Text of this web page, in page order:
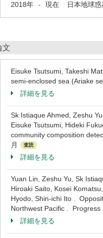
2018年 - 現在 日本地球惑
文
Eisuke Tsutsumi, Takeshi
semi-enclosed sea (Ariake
詳細を見る
Sk Istiaque Ahmed, Zeshu
Eisuke Tsutsumi, Hideki
community composition
月
査読
詳細を見る
Yuan Lin, Zeshu Yu, Sk
Hiroaki Saito, Kosei
Hyodo, Shin-ichi Ito .
Northwest Pacific .
詳細を見る